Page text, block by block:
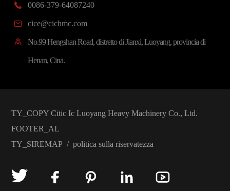
 0086-379-64087240
 cice@cichmc.com

No.99 Hengshan Road, distretto di Jianxi, Luoyang, provincia di
Henan, Cina.
TY_COPY Citic Ic Luoyang Heavy Machinery Co., Ltd.
FOOTER_AL
TY_SIREMAP/ politica sulla riservatezza